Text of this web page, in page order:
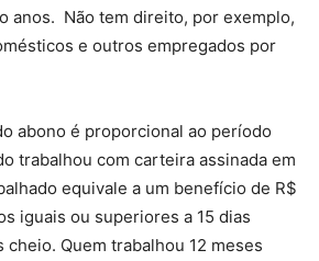
anos. Não tem direito, por exemplo,
e outros empregados por
abono é proporcional ao período
trabalhou com carteira assinada em
equivale a um benefício de R$
iguais ou superiores a 15 dias
cheio. Quem trabalhou 12 meses